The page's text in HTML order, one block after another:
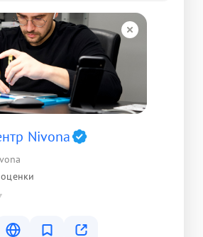
Nivona